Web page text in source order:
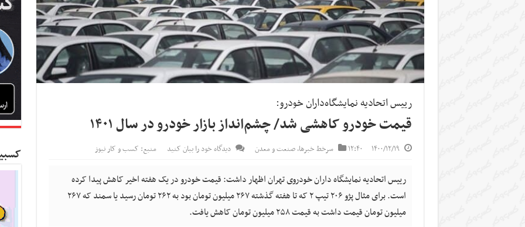
رییس اتحادیه نمایشگاه‌داران خودرو:
قیمت خودرو کاهشی شد/ چشم‌انداز بازار خودرو در سال ۱۴۰۱
۱۴۰۰/۱۲/۱۹ ۱۲:۴۰ سرخط خبرها,صنعت و معدن دیدگاه خود را بیان کنید منبع: کسب و کار نیوز
رییس اتحادیه نمایشگاه داران خودروی تهران اظهار داشت: قیمت خودرو در یک هفته اخیر کاهش پیدا کرده
است. برای مثال پژو ۲۰۶ تیپ ۲ که تا هفته گذشته ۲۶۷ میلیون تومان بود به ۲۶۲ تومان رسید یا سمند که ۲۶۷
میلیون تومان قیمت داشت به قیمت ۲۵۸ میلیون تومان کاهش یافت.